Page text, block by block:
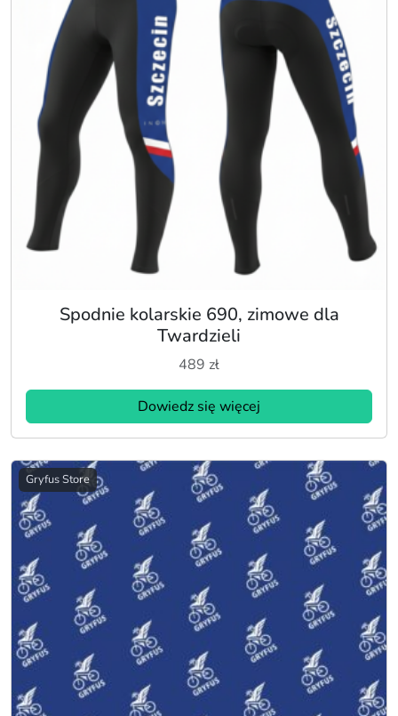
Spodnie kolarskie 690, zimowe dla
Twardzieli
489 zł
Dowiedz się więcej
Gryfus Store